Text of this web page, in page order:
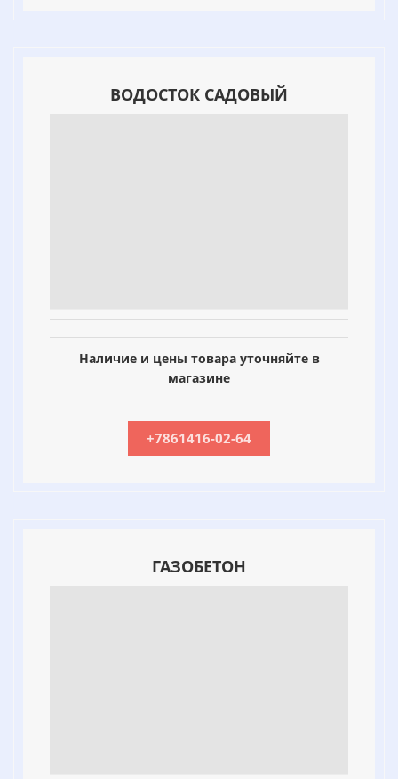
ВОДОСТОК САДОВЫЙ
Наличие и цены товара уточняйте в
магазине
+7861416-02-64
ГАЗОБЕТОН